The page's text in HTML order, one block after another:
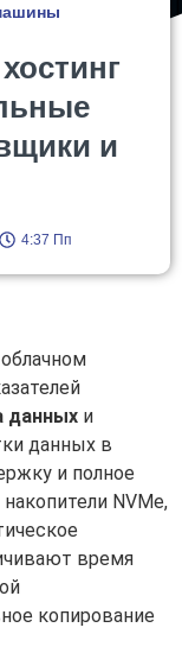
и
4:37 Пп
данных и
данных в
и полное
NVMe,
время
копирование